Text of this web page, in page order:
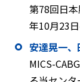
第78回日
年10月23
安達晃一
MICS-